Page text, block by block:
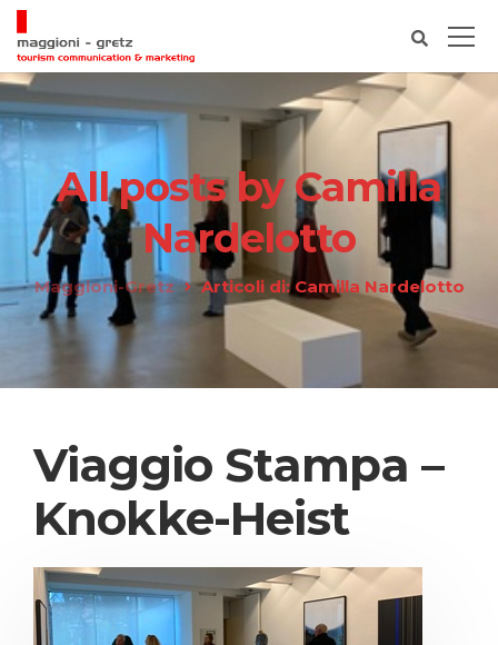
All posts by Camilla
Nardelotto
Maggioni-Gretz Articoli di: Camilla Nardelotto
Viaggio Stampa –
Knokke-Heist